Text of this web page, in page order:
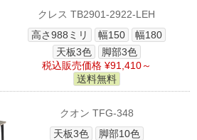
クレス TB2901-2922-LEH
高さ988ミリ
幅150
幅180
天板3色
脚部3色
税込販売価格 ¥91,410～
送料無料
クオン TFG-348
天板3色
脚部10色